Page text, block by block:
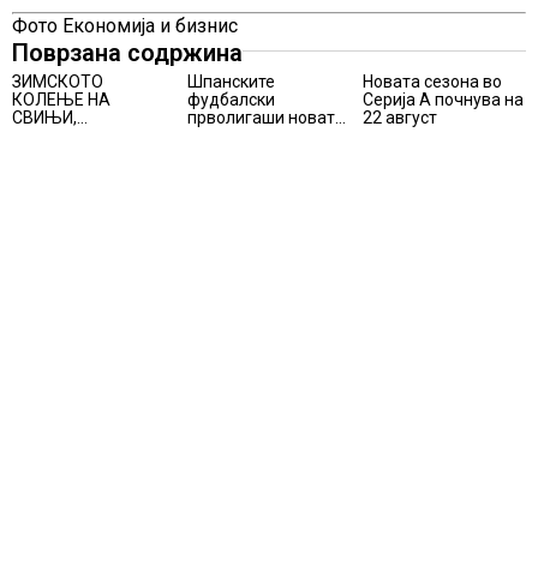
Фото Економија и бизнис
Поврзана содржина
ЗИМСКОТО
КОЛЕЊЕ НА
СВИЊИ,
Шпанските
фудбалски
прволигаши новата
Новата сезона во
Серија А почнува на
22 август